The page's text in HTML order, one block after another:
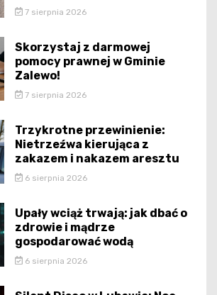
7 sierpnia 2026
Skorzystaj z darmowej
pomocy prawnej w Gminie
Zalewo!
7 sierpnia 2026
Trzykrotne przewinienie:
Nietrzeźwa kierująca z
zakazem i nakazem aresztu
6 sierpnia 2026
Upały wciąż trwają: jak dbać o
zdrowie i mądrze
gospodarować wodą
6 sierpnia 2026